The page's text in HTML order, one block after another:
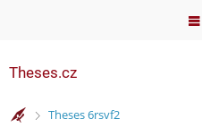
Theses.cz
>
Theses 6rsvf2